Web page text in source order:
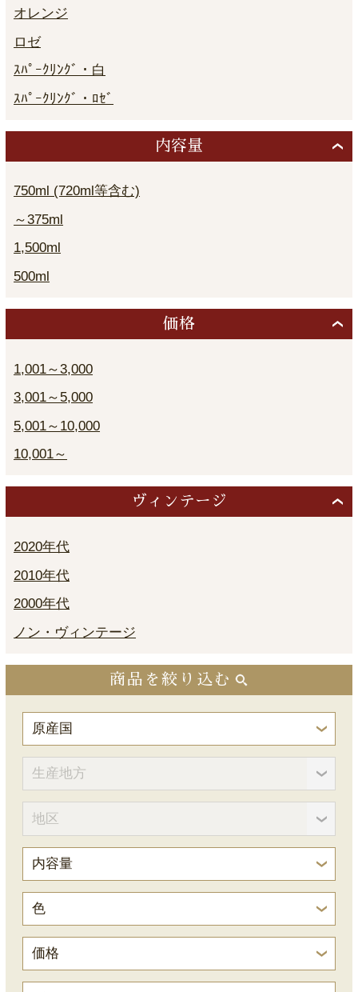
オレンジ
ロゼ
ｽﾊﾟｰｸﾘﾝｸﾞ・白
ｽﾊﾟｰｸﾘﾝｸﾞ・ﾛｾﾞ
内容量
750ml (720ml等含む)
～375ml
1,500ml
500ml
価格
1,001～3,000
3,001～5,000
5,001～10,000
10,001～
ヴィンテージ
2020年代
2010年代
2000年代
ノン・ヴィンテージ
商品を絞り込む